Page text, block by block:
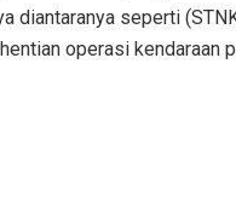
diantaranya seperti
operasi kendaraan